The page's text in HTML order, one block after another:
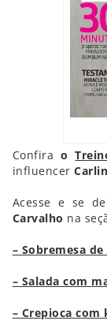
Confirao
influencer
Acesse e se
Carvalho na
– Sobremesa
– Salada com
– Crepioca com